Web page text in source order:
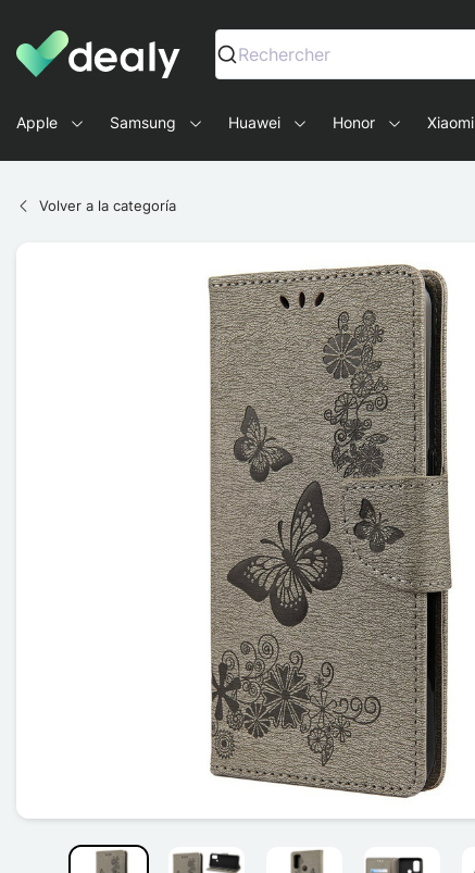
Dealy - Fundas y accesorios para smartphones y tablets
Rechercher
Apple Samsung Huawei Honor Xiaomi
Volver a la categoría